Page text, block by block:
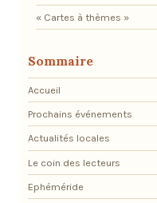
« Cartes à thèmes »
Sommaire
Accueil
Prochains événements
Actualités locales
Le coin des lecteurs
Ephéméride